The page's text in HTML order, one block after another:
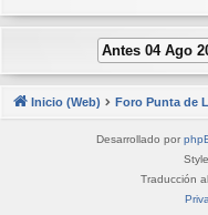
Inicio (Web) Foro Punta de
Desarrollado por
Traducción